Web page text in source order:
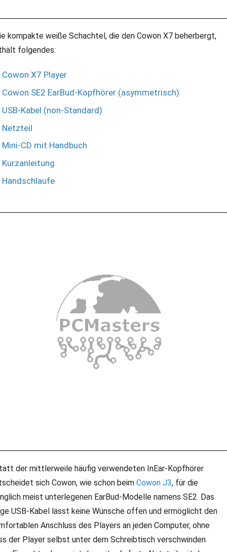
kompakte weiße Schachtel, die den Cowon X7 beherbergt,
folgendes:
Cowon X7 Player
Cowon SE2 EarBud-Kopfhörer (asymmetrisch)
USB-Kabel (non-Standard)
Netzteil
Mini-CD mit Handbuch
Kurzanleitung
Handschlaufe
der mittlerweile häufig verwendeten InEar-Kopfhörer
sich Cowon, wie schon beim Cowon J3, für die
meist unterlegenen EarBud-Modelle namens SE2. Das
USB-Kabel lässt keine Wünsche offen und ermöglicht den
Anschluss des Players an jeden Computer, ohne
der Player selbst unter dem Schreibtisch verschwinden